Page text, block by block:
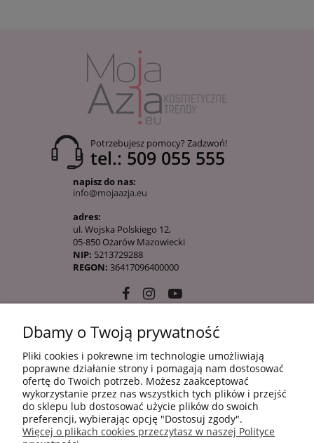
Potrzebujesz pomocy? Zadzwoń!
tel.: 509 055 555
napisz do nas:
info@mojaazja.eu
adres:
ul. Wojska Polskiego 12,
05-850 Ożarów Mazowiecki
NIP: 5213729288
REGON: 36417096400000
10 KROKÓW KOREAŃSKIEJ PIELĘGANCJI
INFORMACJE
ZAKUPY
Dbamy o Twoją prywatność
Pliki cookies i pokrewne im technologie umożliwiają
poprawne działanie strony i pomagają nam dostosować
ofertę do Twoich potrzeb. Możesz zaakceptować
wykorzystanie przez nas wszystkich tych plików i przejść
do sklepu lub dostosować użycie plików do swoich
preferencji, wybierając opcję "Dostosuj zgody".
Więcej o plikach cookies przeczytasz w naszej Polityce